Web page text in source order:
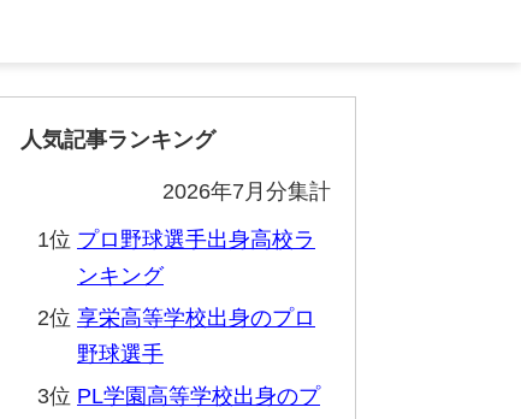
人気記事ランキング
2026年7月分集計
1位 プロ野球選手出身高校ラ
ンキング
2位 享栄高等学校出身のプロ
野球選手
3位 PL学園高等学校出身のプ